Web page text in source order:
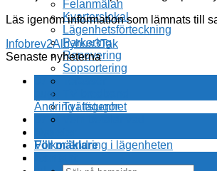
Felanmälan
Kvarterslokal
Lägenhetsförteckning
Parkering
Renovering
Sopsortering
Tvättstugor
För mäklare
Läs igenom information som lämnats till
Infobrev2Albyhus3Tak
Senaste nyheterna
aug
Ändring i lägenhet
Villkor ändring i lägenheten